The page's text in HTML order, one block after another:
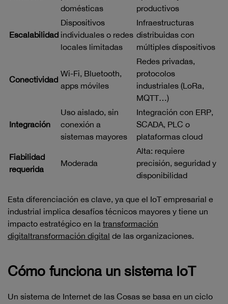
domésticas
productivos
Escalabilidad
Dispositivos
individuales o redes
locales limitadas
Infraestructuras
distribuidas con
múltiples dispositivos
Conectividad
Wi-Fi, Bluetooth,
apps móviles
Redes privadas,
protocolos
industriales (LoRa,
MQTT…)
Integración
Uso aislado, sin
conexión a
sistemas mayores
Integración con ERP,
SCADA, PLC o
plataformas cloud
Fiabilidad
requerida
Moderada
Alta: requiere
precisión, seguridad y
disponibilidad
Esta diferenciación es clave, ya que el IoT empresarial e
industrial implica desafíos técnicos mayores y tiene un
impacto estratégico en la transformación
digitaltransformación digital de las organizaciones.
Cómo funciona un sistema IoT
Un sistema de Internet de las Cosas se basa en un ciclo